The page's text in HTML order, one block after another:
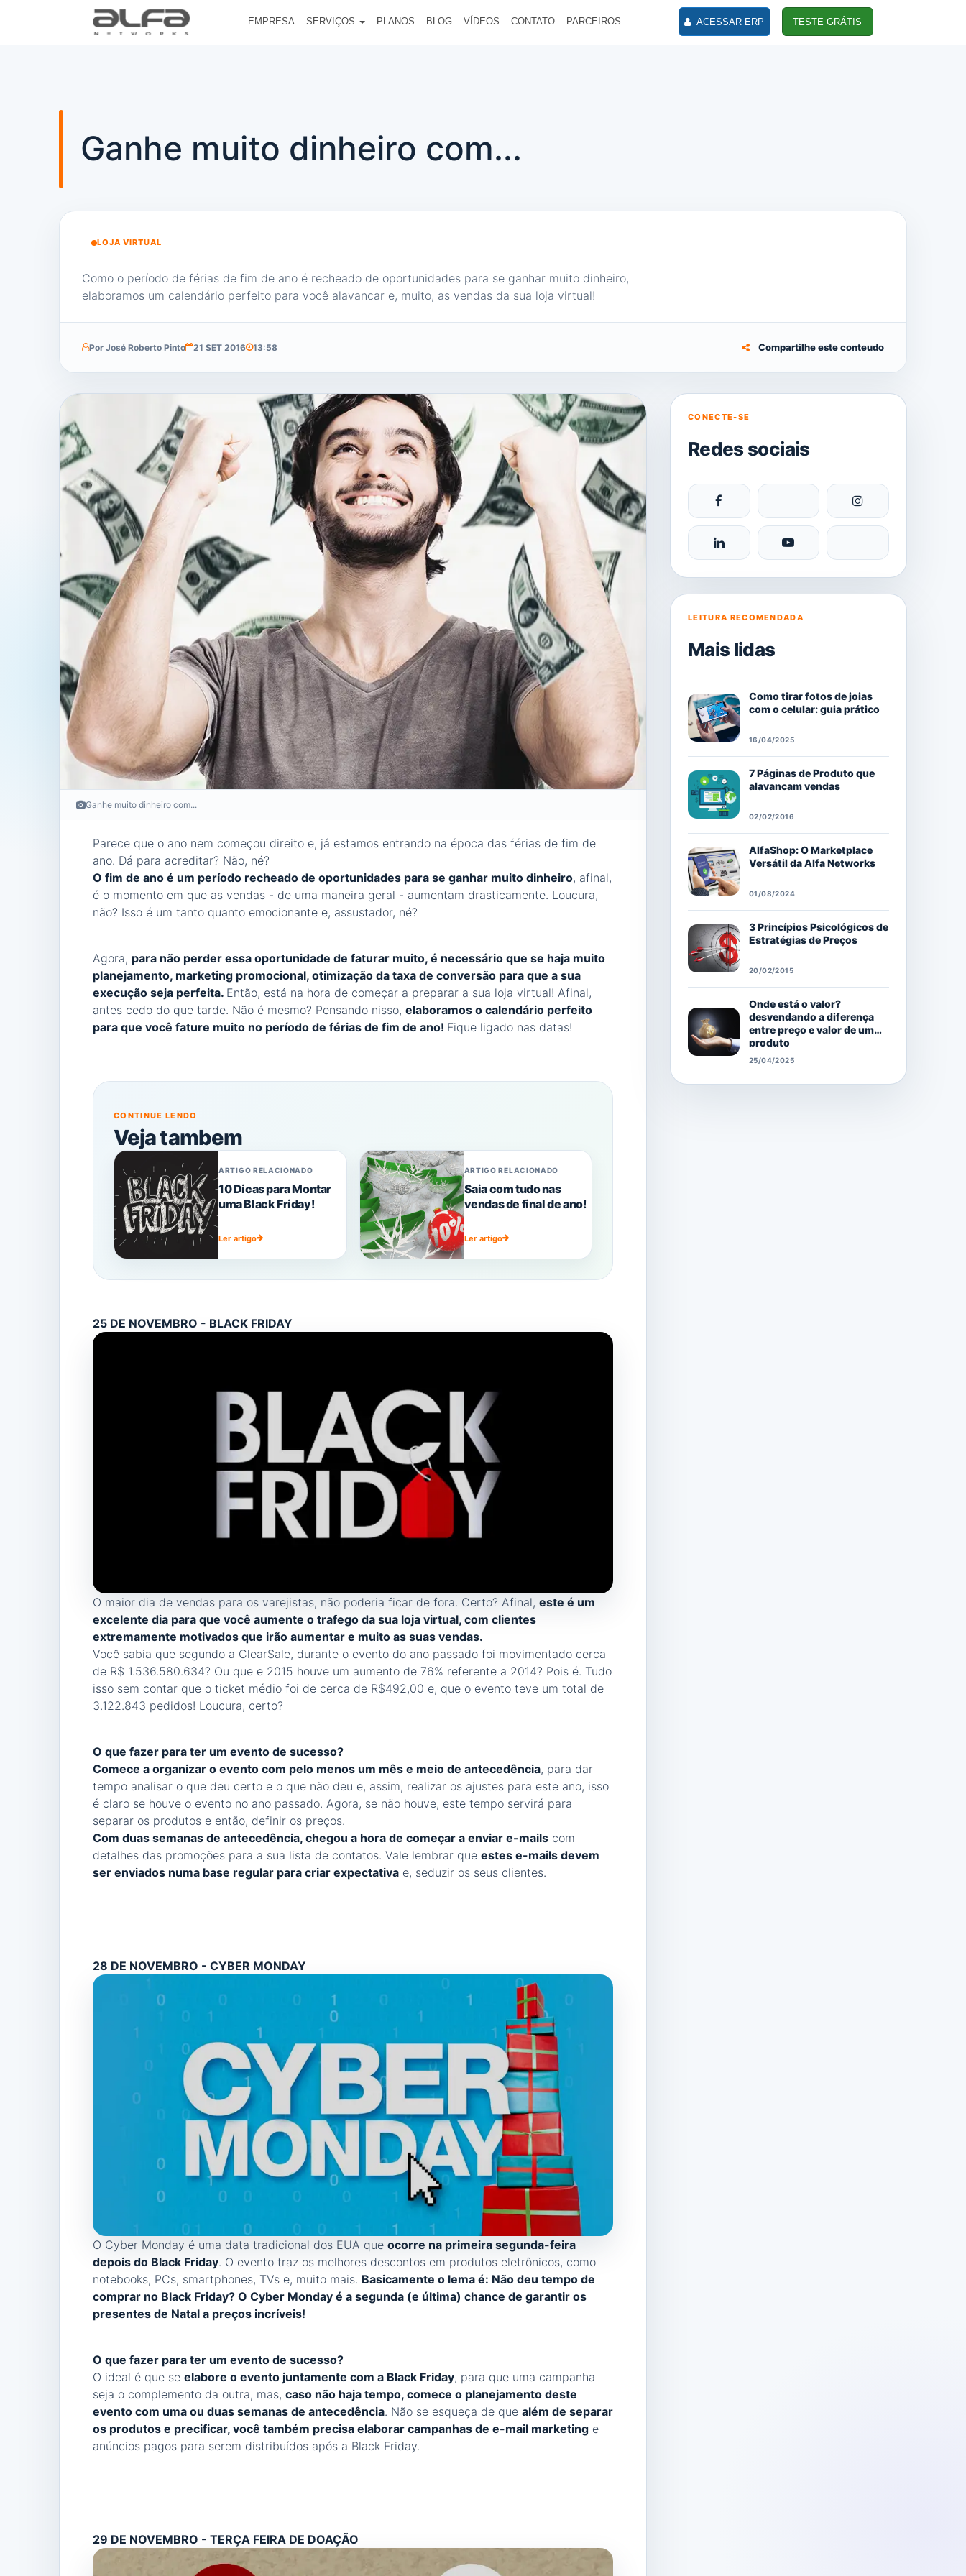
EMPRESA SERVIÇOS PLANOS BLOG VÍDEOS CONTATO PARCEIROS ACESSAR ERP TESTE GRÁTIS
Ganhe muito dinheiro com...
LOJA VIRTUAL
Como o período de férias de fim de ano é recheado de oportunidades para se ganhar muito dinheiro,
elaboramos um calendário perfeito para você alavancar e, muito, as vendas da sua loja virtual!
Por José Roberto Pinto 21 SET 2016 13:58 Compartilhe este conteudo
Ganhe muito dinheiro com...
Parece que o ano nem começou direito e, já estamos entrando na época das férias de fim de
ano. Dá para acreditar? Não, né?
O fim de ano é um período recheado de oportunidades para se ganhar muito dinheiro, afinal,
é o momento em que as vendas - de uma maneira geral - aumentam drasticamente. Loucura,
não? Isso é um tanto quanto emocionante e, assustador, né?
Agora, para não perder essa oportunidade de faturar muito, é necessário que se haja muito
planejamento, marketing promocional, otimização da taxa de conversão para que a sua
execução seja perfeita. Então, está na hora de começar a preparar a sua loja virtual! Afinal,
antes cedo do que tarde. Não é mesmo? Pensando nisso, elaboramos o calendário perfeito
para que você fature muito no período de férias de fim de ano! Fique ligado nas datas!
CONTINUE LENDO
Veja tambem
ARTIGO RELACIONADO
10 Dicas para Montar
uma Black Friday!
Ler artigo
ARTIGO RELACIONADO
Saia com tudo nas
vendas de final de ano!
Ler artigo
25 DE NOVEMBRO - BLACK FRIDAY
O maior dia de vendas para os varejistas, não poderia ficar de fora. Certo? Afinal, este é um
excelente dia para que você aumente o trafego da sua loja virtual, com clientes
extremamente motivados que irão aumentar e muito as suas vendas.
Você sabia que segundo a ClearSale, durante o evento do ano passado foi movimentado cerca
de R$ 1.536.580.634? Ou que e 2015 houve um aumento de 76% referente a 2014? Pois é. Tudo
isso sem contar que o ticket médio foi de cerca de R$492,00 e, que o evento teve um total de
3.122.843 pedidos! Loucura, certo?
O que fazer para ter um evento de sucesso?
Comece a organizar o evento com pelo menos um mês e meio de antecedência, para dar
tempo analisar o que deu certo e o que não deu e, assim, realizar os ajustes para este ano, isso
é claro se houve o evento no ano passado. Agora, se não houve, este tempo servirá para
separar os produtos e então, definir os preços.
Com duas semanas de antecedência, chegou a hora de começar a enviar e-mails com
detalhes das promoções para a sua lista de contatos. Vale lembrar que estes e-mails devem
ser enviados numa base regular para criar expectativa e, seduzir os seus clientes.
28 DE NOVEMBRO - CYBER MONDAY
O Cyber Monday é uma data tradicional dos EUA que ocorre na primeira segunda-feira
depois do Black Friday. O evento traz os melhores descontos em produtos eletrônicos, como
notebooks, PCs, smartphones, TVs e, muito mais. Basicamente o lema é: Não deu tempo de
comprar no Black Friday? O Cyber Monday é a segunda (e última) chance de garantir os
presentes de Natal a preços incríveis!
O que fazer para ter um evento de sucesso?
O ideal é que se elabore o evento juntamente com a Black Friday, para que uma campanha
seja o complemento da outra, mas, caso não haja tempo, comece o planejamento deste
evento com uma ou duas semanas de antecedência. Não se esqueça de que além de separar
os produtos e precificar, você também precisa elaborar campanhas de e-mail marketing e
anúncios pagos para serem distribuídos após a Black Friday.
29 DE NOVEMBRO - TERÇA FEIRA DE DOAÇÃO
CONECTE-SE
Redes sociais
LEITURA RECOMENDADA
Mais lidas
Como tirar fotos de joias
com o celular: guia prático
16/04/2025
7 Páginas de Produto que
alavancam vendas
02/02/2016
AlfaShop: O Marketplace
Versátil da Alfa Networks
01/08/2024
3 Princípios Psicológicos de
Estratégias de Preços
20/02/2015
Onde está o valor?
desvendando a diferença
entre preço e valor de um
produto
25/04/2025